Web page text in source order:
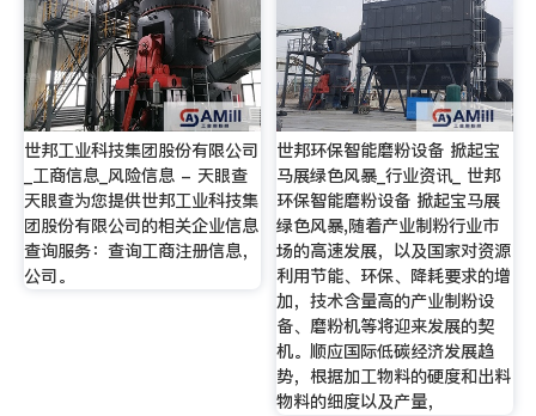
世邦工业科技集团股份有限公司
_工商信息_风险信息 - 天眼查
天眼查为您提供世邦工业科技集
团股份有限公司的相关企业信息
查询服务：查询工商注册信息，
公司。
世邦环保智能磨粉设备 掀起宝
马展绿色风暴_行业资讯_ 世邦
环保智能磨粉设备 掀起宝马展
绿色风暴,随着产业制粉行业市
场的高速发展，以及国家对资源
利用节能、环保、降耗要求的增
加，技术含量高的产业制粉设
备、磨粉机等将迎来发展的契
机。顺应国际低碳经济发展趋
势，根据加工物料的硬度和出料
物料的细度以及产量，